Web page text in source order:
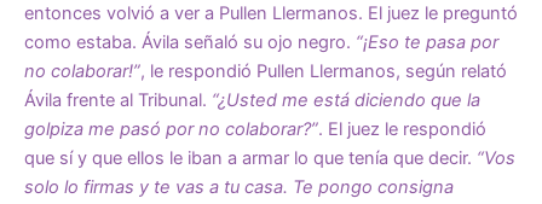
entonces volvió a ver a Pullen Llermanos. El juez le preguntó
como estaba. Ávila señaló su ojo negro. “¡Eso te pasa por
no colaborar!”, le respondió Pullen Llermanos, según relató
Ávila frente al Tribunal. “¿Usted me está diciendo que la
golpiza me pasó por no colaborar?”. El juez le respondió
que sí y que ellos le iban a armar lo que tenía que decir. “Vos
solo lo firmas y te vas a tu casa. Te pongo consigna